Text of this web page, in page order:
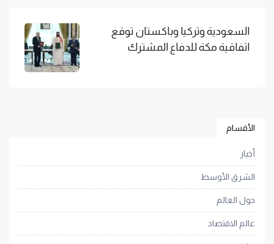
السعودية وتركيا وباكستان توقع
اتفاقية مكة للدفاع المشترك
الأقسام
أخبار
الشرق الأوسط
حول العالم
عالم الاقتصاد